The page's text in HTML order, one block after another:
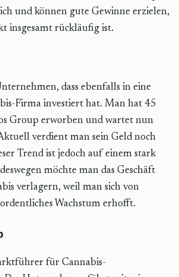
und können gute Gewinne erzielen,
insgesamt rückläufig ist.
dass ebenfalls in eine
Firma investiert hat. Man hat 45
Group erworben und wartet nun
verdient man sein Geld noch
Trend ist jedoch auf einem stark
möchte man das Geschäft
verlagern, weil man sich von
Wachstum erhofft.
für Cannabis-